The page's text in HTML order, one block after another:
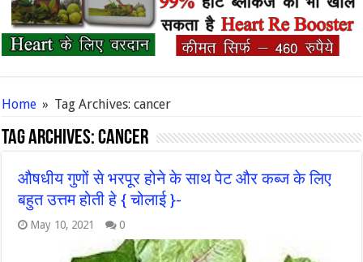
Home » Tag Archives: cancer
Tag Archives:cancer
औषधीय गुणों से भरपूर होने के साथ पेट और कब्ज के लिए
बहुत उत्तम होती हे { चोलाई }-
May 10, 2021 0